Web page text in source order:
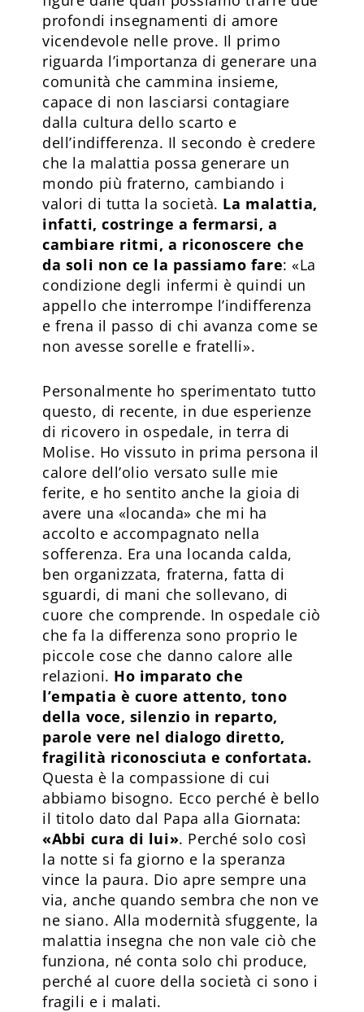
profondi insegnamenti di amore
vicendevole nelle prove. Il primo
riguarda l’importanza di generare una
comunità che cammina insieme,
capace di non lasciarsi contagiare
dalla cultura dello scarto e
dell’indifferenza. Il secondo è credere
che la malattia possa generare un
mondo più fraterno, cambiando i
valori di tutta la società. La malattia,
infatti, costringe a fermarsi, a
cambiare ritmi, a riconoscere che
da soli non ce la passiamo fare: «La
condizione degli infermi è quindi un
appello che interrompe l’indifferenza
e frena il passo di chi avanza come se
non avesse sorelle e fratelli».
Personalmente ho sperimentato tutto
questo, di recente, in due esperienze
di ricovero in ospedale, in terra di
Molise. Ho vissuto in prima persona il
calore dell’olio versato sulle mie
ferite, e ho sentito anche la gioia di
avere una «locanda» che mi ha
accolto e accompagnato nella
sofferenza. Era una locanda calda,
ben organizzata, fraterna, fatta di
sguardi, di mani che sollevano, di
cuore che comprende. In ospedale ciò
che fa la differenza sono proprio le
piccole cose che danno calore alle
relazioni. Ho imparato che
l’empatia è cuore attento, tono
della voce, silenzio in reparto,
parole vere nel dialogo diretto,
fragilità riconosciuta e confortata.
Questa è la compassione di cui
abbiamo bisogno. Ecco perché è bello
il titolo dato dal Papa alla Giornata:
«Abbi cura di lui». Perché solo così
la notte si fa giorno e la speranza
vince la paura. Dio apre sempre una
via, anche quando sembra che non ve
ne siano. Alla modernità sfuggente, la
malattia insegna che non vale ciò che
funziona, né conta solo chi produce,
perché al cuore della società ci sono i
fragili e i malati.